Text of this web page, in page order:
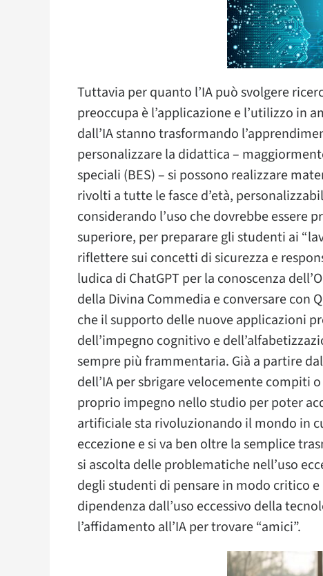
Tuttavia per quanto l’IA può svolgere
preoccupa è l’applicazione e l’utilizzo in
dall’IA stanno trasformando
personalizzare la didattica –
speciali (BES) – si possono realizzare
rivolti a tutte le fasce d’età,
considerando l’uso che dovrebbe
superiore, per preparare gli studenti ai
riflettere sui concetti di sicurezza e
ludica di ChatGPT per la conoscenza
della Divina Commedia e conversare con
che il supporto delle nuove applicazioni
dell’impegno cognitivo e
sempre più frammentaria. Già a partire
dell’IA per sbrigare velocemente compiti
proprio impegno nello studio per poter
artificiale sta rivoluzionando il mondo in
eccezione e si va ben oltre la semplice
si ascolta delle problematiche nell’uso
degli studenti di pensare in modo critico
dipendenza dall’uso eccessivo della
l’affidamento all’IA per trovare “amici”.